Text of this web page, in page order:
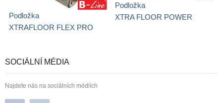
Podložka
XTRAFLOOR FLEX PRO
Podložka
XTRA FLOOR POWER
SOCIÁLNÍ MÉDIA
Najdete nás na sociálních médiích